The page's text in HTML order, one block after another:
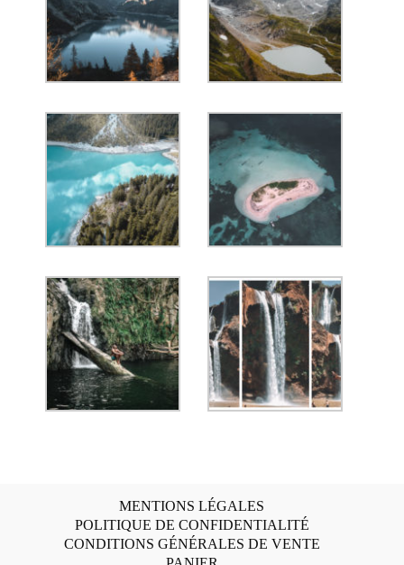
MENTIONS LÉGALES
POLITIQUE DE CONFIDENTIALITÉ
CONDITIONS GÉNÉRALES DE VENTE